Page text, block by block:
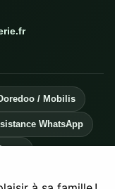
/ Mobilis
WhatsApp